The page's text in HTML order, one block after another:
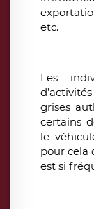
etc.
Les
grises
certains
le
pour cela
est si